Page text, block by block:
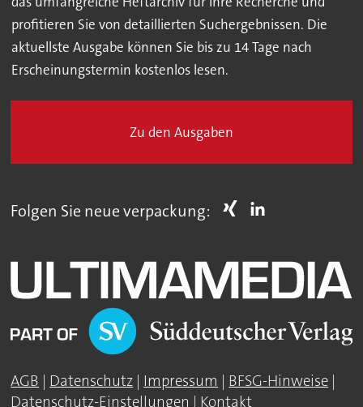
profitieren Sie von detaillierten Suchergebnissen. Die
aktuellste Ausgabe können Sie bis zu 14 Tage nach
Erscheinungstermin kostenlos lesen.
Zu den Ausgaben
Folgen Sie neue verpackung:
AGB | Datenschutz | Impressum | BFSG-Hinweise |
Datenschutz-Einstellungen | Kontakt